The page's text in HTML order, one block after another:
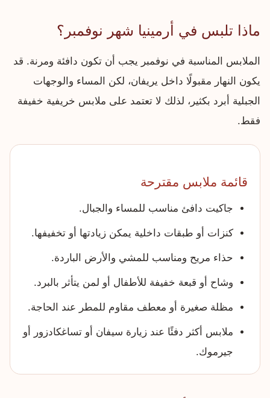
ماذا تلبس في أرمينيا شهر نوفمبر؟
الملابس المناسبة في نوفمبر يجب أن تكون دافئة ومرنة. قد
يكون النهار مقبولًا داخل يريفان، لكن المساء والوجهات
الجبلية أبرد بكثير، لذلك لا تعتمد على ملابس خريفية خفيفة
فقط.
قائمة ملابس مقترحة
جاكيت دافئ مناسب للمساء والجبال.
كنزات أو طبقات داخلية يمكن زيادتها أو تخفيفها.
حذاء مريح ومناسب للمشي والأرض الباردة.
وشاح أو قبعة خفيفة للأطفال أو لمن يتأثر بالبرد.
مظلة صغيرة أو معطف مقاوم للمطر عند الحاجة.
ملابس أكثر دفئًا عند زيارة سيفان أو تساغكادزور أو
جيرموك.